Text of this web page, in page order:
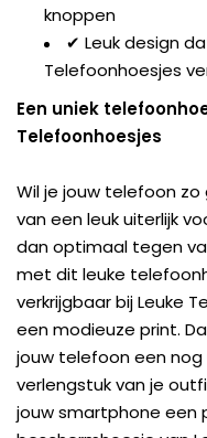
knoppen
✔ Leuk design
Telefoonhoesjes
Een uniek
Telefoonhoesjes
Wil je jouw telefoon
van een leuk uiterlijk
dan optimaal tegen
met dit leuke
verkrijgbaar bij Leuke
een modieuze print.
jouw telefoon een nog
verlengstuk van je
jouw smartphone een